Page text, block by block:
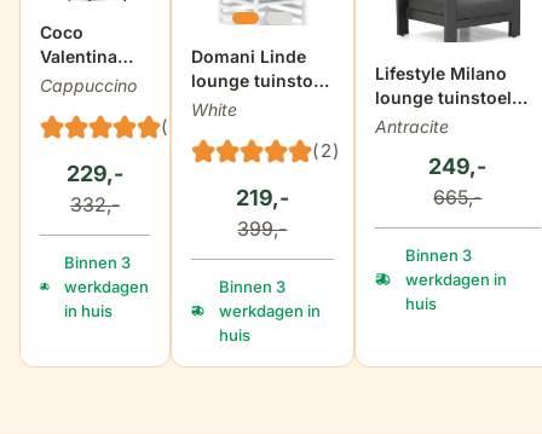
Coco
Valentina
lounge chair
Cappuccino
(1)
229,-
332,-
Binnen 3
werkdagen
in huis
Domani Linde
lounge tuinstoel
white
White
(2)
219,-
399,-
Binnen 3
werkdagen in
huis
Lifestyle Milano
lounge tuinstoel
antraciet
Antracite
249,-
665,-
Binnen 3
werkdagen in
huis